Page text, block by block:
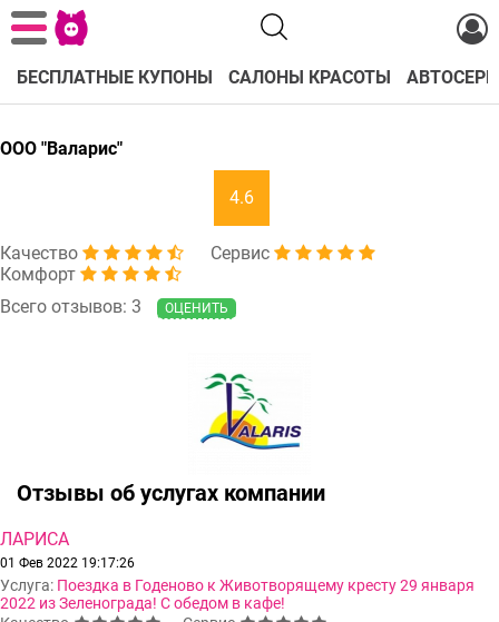
БЕСПЛАТНЫЕ КУПОНЫ САЛОНЫ КРАСОТЫ
ООО "Валарис"
4.6
Качество
Сервис
Комфорт
Всего отзывов: 3
ОЦЕНИТЬ
Отзывы об услугах компании
ЛАРИСА
01 Фев 2022 19:17:26
Услуга: Поездка в Годеново к Животворящему кресту 29 января
2022 из Зеленограда! С обедом в кафе!